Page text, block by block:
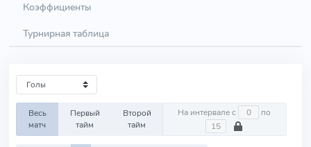
Коэффициенты
Турнирная таблица
Весь
матч
Первый
тайм
Второй
тайм
На интервале с по